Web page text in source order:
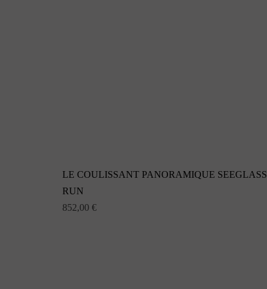
LE COULISSANT PANORAMIQUE SEEGLASS
RUN
852,00 €